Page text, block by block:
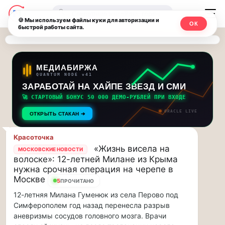
Последние
новости
и
обновления
потока:
Друзья,
приглашаем
на
музыкальную
прогулку
по
Москве
Чайковского!…
приглашаем
на
музыкальную
Москвичи.net
—
Главный
столичный
чат-
мессенджер,
новости
и
инсайды
Москвы
🔍
МЕДИАБИРЖА
QUANTUM NODE v41
ЗАРАБОТАЙ НА ХАЙПЕ ЗВЕЗД И СМИ
🚀 СТАРТОВЫЙ БОНУС 50 000 ДЕМО-РУБЛЕЙ ПРИ ВХОДЕ
ОТКРЫТЬ СТАКАН ➔ ORACLE LIVE
Красоточка
МОСКОВСКИЕ НОВОСТИ
«Жизнь висела на
волоске»: 12-летней Милане из Крыма
нужна срочная операция на черепе в
Москве
5ПРОЧИТАНО
12-летняя Милана Гуменюк из села Перово под
Симферополем год назад перенесла разрыв
аневризмы сосудов головного мозга. Врачи
🍪 Мы используем файлы куки для авторизации и
быстрой работы сайта.
ОК